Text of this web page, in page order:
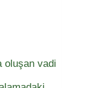
oluşan vadi